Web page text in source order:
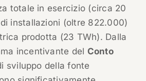
totale in esercizio (circa 20
installazioni (oltre 822.000)
prodotta (23 TWh). Dalla
incentivante del Conto
sviluppo della fonte